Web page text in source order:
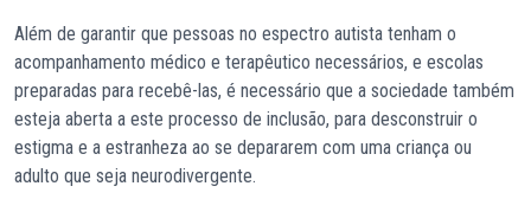
Além de garantir que pessoas no espectro autista tenham o
acompanhamento médico e terapêutico necessários, e escolas
preparadas para recebê-las, é necessário que a sociedade também
esteja aberta a este processo de inclusão, para desconstruir o
estigma e a estranheza ao se depararem com uma criança ou
adulto que seja neurodivergente.